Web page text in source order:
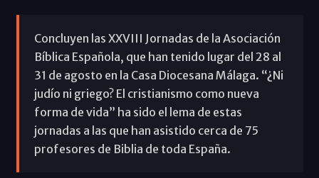
Concluyen las XXVIII Jornadas de la Asociación
Bíblica Española, que han tenido lugar del 28 al
31 de agosto en la Casa Diocesana Málaga. “¿Ni
judío ni griego? El cristianismo como nueva
forma de vida” ha sido el lema de estas
jornadas a las que han asistido cerca de 75
profesores de Biblia de toda España.